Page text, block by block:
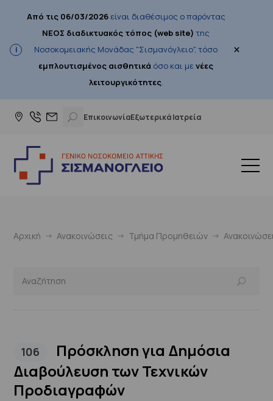
Από τις 06/03/2026είναι διαθέσιμος ο παρόντας
ΝΕΟΣ διαδικτυακός τόπος (web site) της
Νοσοκομειακής Μονάδας "Σισμανόγλειο", τόσο
εμπλουτισμένος αισθητικά όσο και μενέες
λειτουργικότητες.
×
ΕπικοινωνίαΕξωτερικά Ιατρεία
Αρχική Ανακοινώσεις Τμήμα Προμηθειών
106
Πρόσκληση για Δημόσια
Διαβούλευση των Τεχνικών
Προδιαγραφών